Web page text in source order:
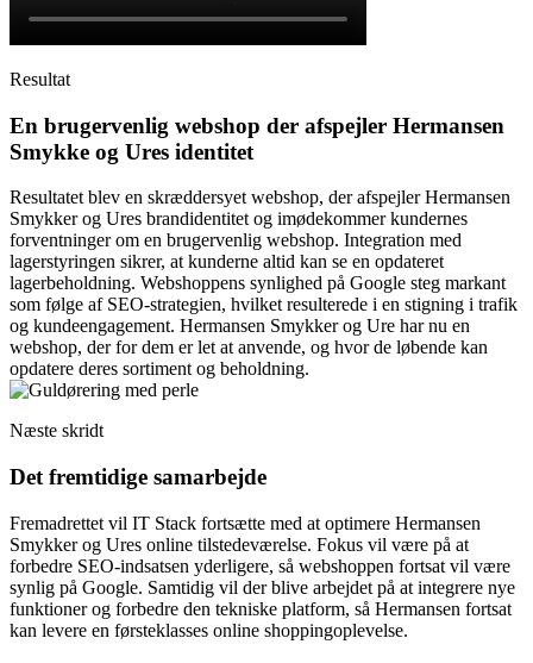
Resultat
En brugervenlig webshop der afspejler Hermansen
Smykke og Ures identitet
Resultatet blev en skræddersyet webshop, der afspejler Hermansen
Smykker og Ures brandidentitet og imødekommer kundernes
forventninger om en brugervenlig webshop. Integration med
lagerstyringen sikrer, at kunderne altid kan se en opdateret
lagerbeholdning. Webshoppens synlighed på Google steg markant
som følge af SEO-strategien, hvilket resulterede i en stigning i trafik
og kundeengagement. Hermansen Smykker og Ure har nu en
webshop, der for dem er let at anvende, og hvor de løbende kan
opdatere deres sortiment og beholdning.
Næste skridt
Det fremtidige samarbejde
Fremadrettet vil IT Stack fortsætte med at optimere Hermansen
Smykker og Ures online tilstedeværelse. Fokus vil være på at
forbedre SEO-indsatsen yderligere, så webshoppen fortsat vil være
synlig på Google. Samtidig vil der blive arbejdet på at integrere nye
funktioner og forbedre den tekniske platform, så Hermansen fortsat
kan levere en førsteklasses online shoppingoplevelse.